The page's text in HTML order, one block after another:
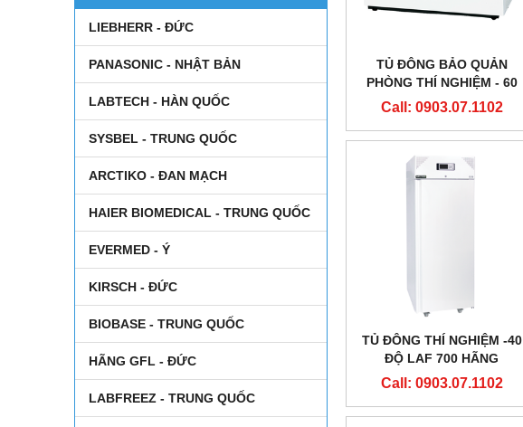
LIEBHERR - ĐỨC
PANASONIC - NHẬT BẢN
LABTECH - HÀN QUỐC
SYSBEL - TRUNG QUỐC
ARCTIKO - ĐAN MẠCH
HAIER BIOMEDICAL - TRUNG QUỐC
EVERMED - Ý
KIRSCH - ĐỨC
BIOBASE - TRUNG QUỐC
HÃNG GFL - ĐỨC
LABFREEZ - TRUNG QUỐC
TỦ ĐÔNG BẢO QUẢN
PHÒNG THÍ NGHIỆM - 60
ĐỘ LTF 325 HÃNG
Call: 0903.07.1102
TỦ ĐÔNG THÍ NGHIỆM -40
ĐỘ LAF 700 HÃNG
ARCTIKO - ĐAN MẠCH
Call: 0903.07.1102